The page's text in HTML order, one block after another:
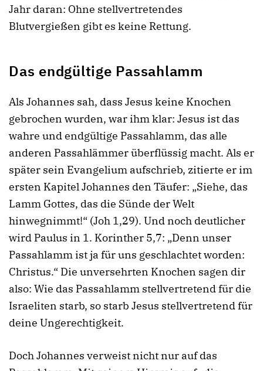
Jahr daran: Ohne stellvertretendes
Blutvergießen gibt es keine Rettung.
Das endgültige Passahlamm
Als Johannes sah, dass Jesus keine Knochen
gebrochen wurden, war ihm klar: Jesus ist das
wahre und endgültige Passahlamm, das alle
anderen Passahlämmer überflüssig macht. Als er
später sein Evangelium aufschrieb, zitierte er im
ersten Kapitel Johannes den Täufer: „Siehe, das
Lamm Gottes, das die Sünde der Welt
hinwegnimmt!“ (Joh 1,29). Und noch deutlicher
wird Paulus in 1. Korinther 5,7: „Denn unser
Passahlamm ist ja für uns geschlachtet worden:
Christus.“ Die unversehrten Knochen sagen dir
also: Wie das Passahlamm stellvertretend für die
Israeliten starb, so starb Jesus stellvertretend für
deine Ungerechtigkeit.
Doch Johannes verweist nicht nur auf das